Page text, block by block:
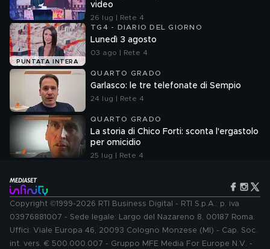
video
26 lug | Rete 4
PUNTATA INTERA
TG4 - DIARIO DEL GIORNO
Lunedì 3 agosto
03 ago | Rete 4
QUARTO GRADO
Garlasco: le tre telefonate di Sempio
24 lug | Rete 4
QUARTO GRADO
La storia di Chico Forti: sconta l'ergastolo
per omicidio
25 lug | Rete 4
Copyright ©1999-2026 RTI Business Digital - RTI S.p.A.: p. iva
03976881007 - Sede legale: Largo del Nazareno 8, 00187 Roma.
Uffici: Viale Europa 46, 20093 Cologno Monzese (MI) - Cap. Soc.
int. vers. € 500.000.007 - Gruppo MFE Media For Europe N.V. -